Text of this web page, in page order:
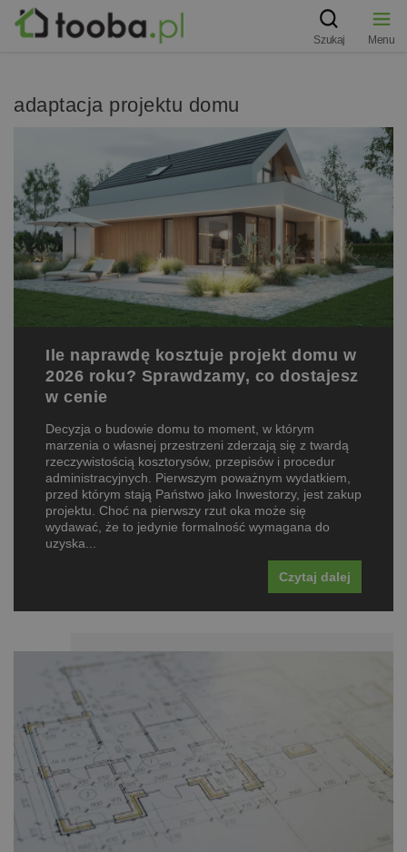
Szukaj Menu
adaptacja projektu domu
Ile naprawdę kosztuje projekt domu w
2026 roku? Sprawdzamy, co dostajesz
w cenie
Decyzja o budowie domu to moment, w którym
marzenia o własnej przestrzeni zderzają się z twardą
rzeczywistością kosztorysów, przepisów i procedur
administracyjnych. Pierwszym poważnym wydatkiem,
przed którym stają Państwo jako Inwestorzy, jest zakup
projektu. Choć na pierwszy rzut oka może się
wydawać, że to jedynie formalność wymagana do
uzyska...
Czytaj dalej